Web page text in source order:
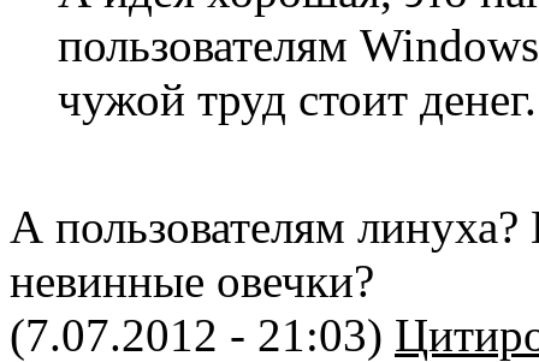
пользователям
чужой труд стоит денег.
А пользователям
невинные овечки?
(7.07.2012 - 21:03)